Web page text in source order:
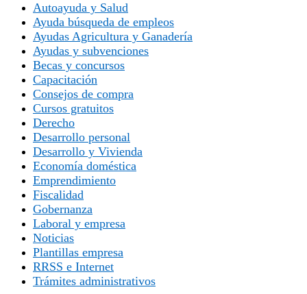
Autoayuda y Salud
Ayuda búsqueda de empleos
Ayudas Agricultura y Ganadería
Ayudas y subvenciones
Becas y concursos
Capacitación
Consejos de compra
Cursos gratuitos
Derecho
Desarrollo personal
Desarrollo y Vivienda
Economía doméstica
Emprendimiento
Fiscalidad
Gobernanza
Laboral y empresa
Noticias
Plantillas empresa
RRSS e Internet
Trámites administrativos